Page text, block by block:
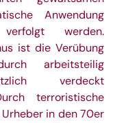
Anwendung
werden.
ist die Verübung
arbeitsteilig
verdeckt
terroristische
in den 70er